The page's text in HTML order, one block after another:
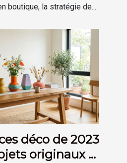
boutique, la stratégie de...
déco de 2023
originaux à